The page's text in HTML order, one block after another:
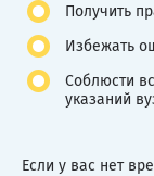
Получить
Избежать
Соблюсти
указаний
Если у вас нет